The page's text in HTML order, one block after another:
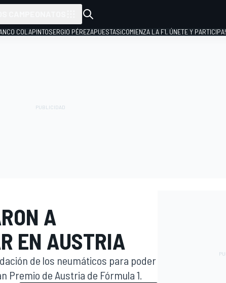
COLAPINTOSERGIO PÉREZAPUESTAS¡COMIENZA LA F1, ÚNETE Y PARTICIPA!
A
EN AUSTRIA
de los neumáticos para poder
Premio de Austria de Fórmula 1.